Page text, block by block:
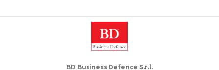
BD Business Defence S.r.l.